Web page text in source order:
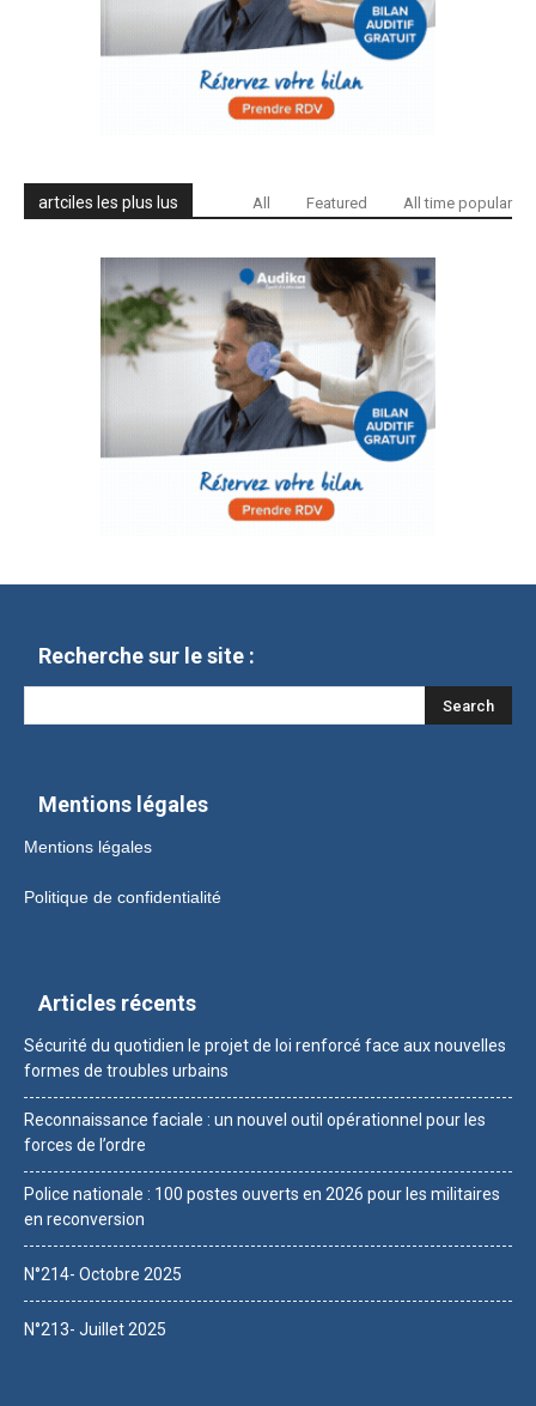
artciles les plus lus All Featured All time popular
Recherche sur le site :
Mentions légales
Mentions légales
Politique de confidentialité
Articles récents
Sécurité du quotidien le projet de loi renforcé face aux nouvelles
formes de troubles urbains
Reconnaissance faciale : un nouvel outil opérationnel pour les
forces de l’ordre
Police nationale : 100 postes ouverts en 2026 pour les militaires
en reconversion
N°214- Octobre 2025
N°213- Juillet 2025